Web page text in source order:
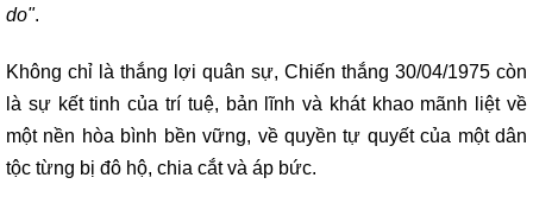
do".
Không chỉ là thắng lợi quân sự, Chiến thắng 30/04/1975 còn
là sự kết tinh của trí tuệ, bản lĩnh và khát khao mãnh liệt về
một nền hòa bình bền vững, về quyền tự quyết của một dân
tộc từng bị đô hộ, chia cắt và áp bức.